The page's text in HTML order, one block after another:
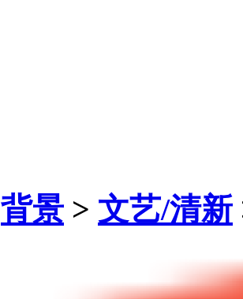
背景 > 文艺/清新